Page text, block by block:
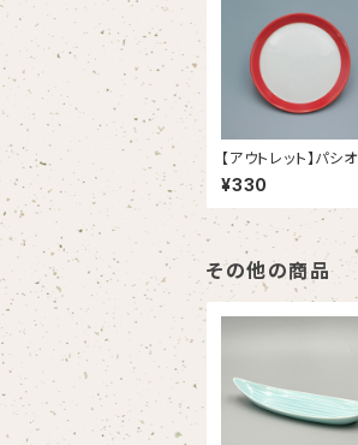
【アウトレット】パシ
カーマインレッド １９.
ｃｍプレート（38/
0006B）
¥330
その他の商品